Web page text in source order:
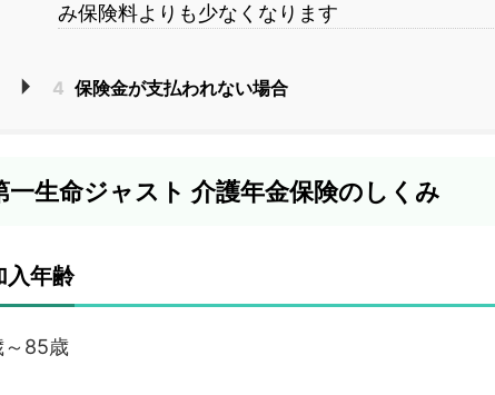
み保険料よりも少なくなります
4 保険金が支払われない場合
一生命ジャスト 介護年金保険のしくみ
入年齢
～85歳